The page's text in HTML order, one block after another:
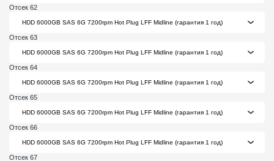
Отсек 62
Отсек 63
Отсек 64
Отсек 65
Отсек 66
Отсек 67